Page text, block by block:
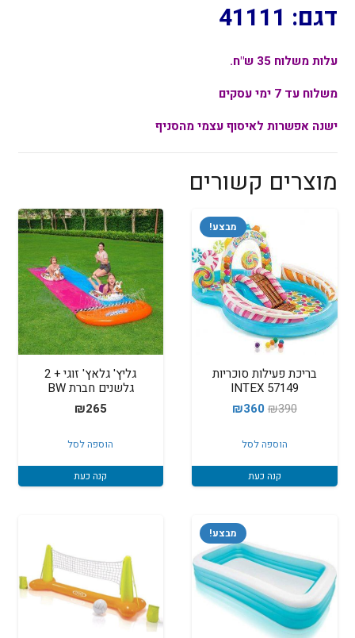
דגם: 41111
עלות משלוח 35 ש"ח.
משלוח עד 7 ימי עסקים
ישנה אפשרות לאיסוף עצמי מהסניף
מוצרים קשורים
מבצע!
בריכת פעילות סוכריות
INTEX 57149
₪390
המחיר
היה:
₪390.
₪360
₪360.
הוספה לסל
קנה כעת
גליץ' גלאץ' זוגי + 2
גלשנים חברת BW
₪265
הוספה לסל
קנה כעת
מבצע!